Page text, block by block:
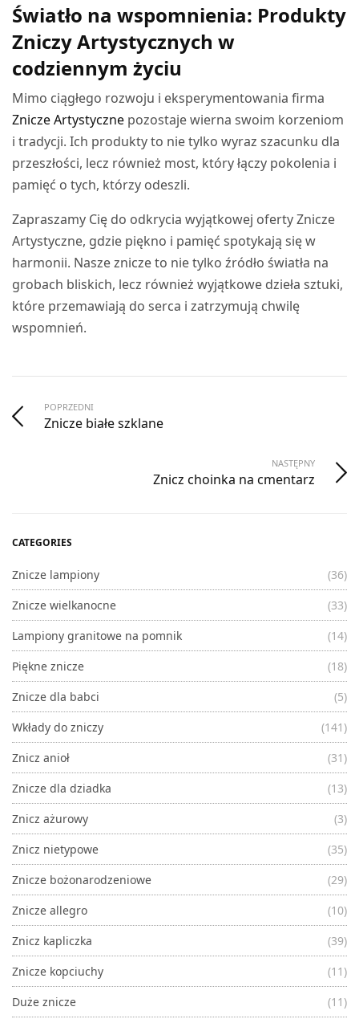
Światło na wspomnienia: Produkty
Zniczy Artystycznych w
codziennym życiu
Mimo ciągłego rozwoju i eksperymentowania firma
Znicze Artystyczne pozostaje wierna swoim korzeniom
i tradycji. Ich produkty to nie tylko wyraz szacunku dla
przeszłości, lecz również most, który łączy pokolenia i
pamięć o tych, którzy odeszli.
Zapraszamy Cię do odkrycia wyjątkowej oferty Znicze
Artystyczne, gdzie piękno i pamięć spotykają się w
harmonii. Nasze znicze to nie tylko źródło światła na
grobach bliskich, lecz również wyjątkowe dzieła sztuki,
które przemawiają do serca i zatrzymują chwilę
wspomnień.
POPRZEDNI
Znicze białe szklane
NASTĘPNY
Znicz choinka na cmentarz
CATEGORIES
Znicze lampiony
(36)
Znicze wielkanocne
(33)
Lampiony granitowe na pomnik
(14)
Piękne znicze
(18)
Znicze dla babci
(5)
Wkłady do zniczy
(141)
Znicz anioł
(31)
Znicze dla dziadka
(13)
Znicz ażurowy
(3)
Znicz nietypowe
(35)
Znicze bożonarodzeniowe
(29)
Znicze allegro
(10)
Znicz kapliczka
(39)
Znicze kopciuchy
(11)
Duże znicze
(11)